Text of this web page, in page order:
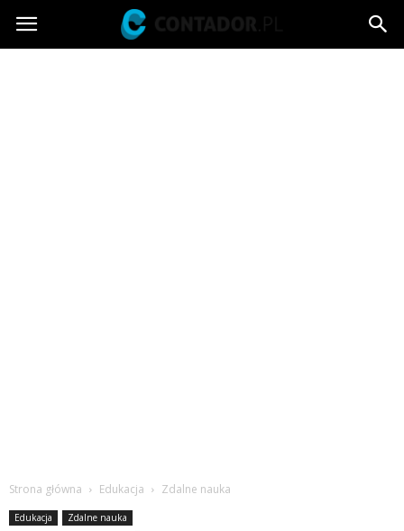
Contador.pl
Strona główna Edukacja Zdalne nauka
Edukacja Zdalne nauka